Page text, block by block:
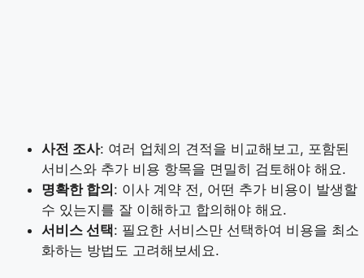
사전 조사: 여러 업체의 견적을 비교해보고, 포함된
서비스와 추가 비용 항목을 면밀히 검토해야 해요.
명확한 합의: 이사 계약 전, 어떤 추가 비용이 발생할
수 있는지를 잘 이해하고 합의해야 해요.
서비스 선택: 필요한 서비스만 선택하여 비용을 최소
화하는 방법도 고려해보세요.